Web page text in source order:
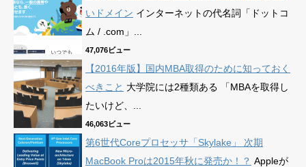
いドメイン インターネットの代名詞「ドットコ
ム / .com」...
47,076ビュー
【2016年版】国内MBA取得のために知っておく
べきこと 大学院には2種類ある 「MBAを取得し
たいけど、...
46,063ビュー
第6世代Coreプロセッサ「Skylake」 次期
MacBook Proは2015年秋に発売か！？ Appleが